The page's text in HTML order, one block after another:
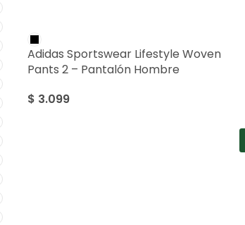
Adidas Sportswear Lifestyle Woven
Pants 2 – Pantalón Hombre
$ 3.099